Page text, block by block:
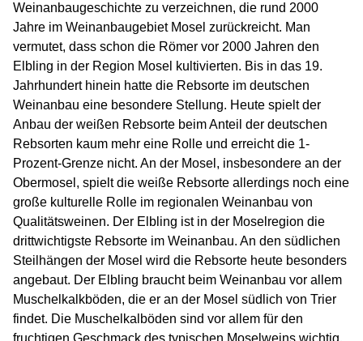
Weinanbaugeschichte zu verzeichnen, die rund 2000
Jahre im Weinanbaugebiet Mosel zurückreicht. Man
vermutet, dass schon die Römer vor 2000 Jahren den
Elbling in der Region Mosel kultivierten. Bis in das 19.
Jahrhundert hinein hatte die Rebsorte im deutschen
Weinanbau eine besondere Stellung. Heute spielt der
Anbau der weißen Rebsorte beim Anteil der deutschen
Rebsorten kaum mehr eine Rolle und erreicht die 1-
Prozent-Grenze nicht. An der Mosel, insbesondere an der
Obermosel, spielt die weiße Rebsorte allerdings noch eine
große kulturelle Rolle im regionalen Weinanbau von
Qualitätsweinen. Der Elbling ist in der Moselregion die
drittwichtigste Rebsorte im Weinanbau. An den südlichen
Steilhängen der Mosel wird die Rebsorte heute besonders
angebaut. Der Elbling braucht beim Weinanbau vor allem
Muschelkalkböden, die er an der Mosel südlich von Trier
findet. Die Muschelkalböden sind vor allem für den